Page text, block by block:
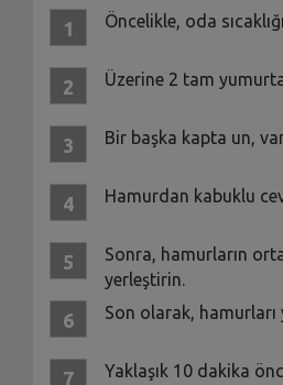
Öncelikle, oda
Üzerine 2 tam yumurta
Bir başka kapta un,
Hamurdan kabuklu
Sonra, hamurların
yerleştirin.
Son olarak, hamurları
Yaklaşık 10 dakika